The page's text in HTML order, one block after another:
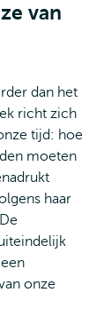
van
dan het
richt zich
tijd: hoe
moeten
haar
onze